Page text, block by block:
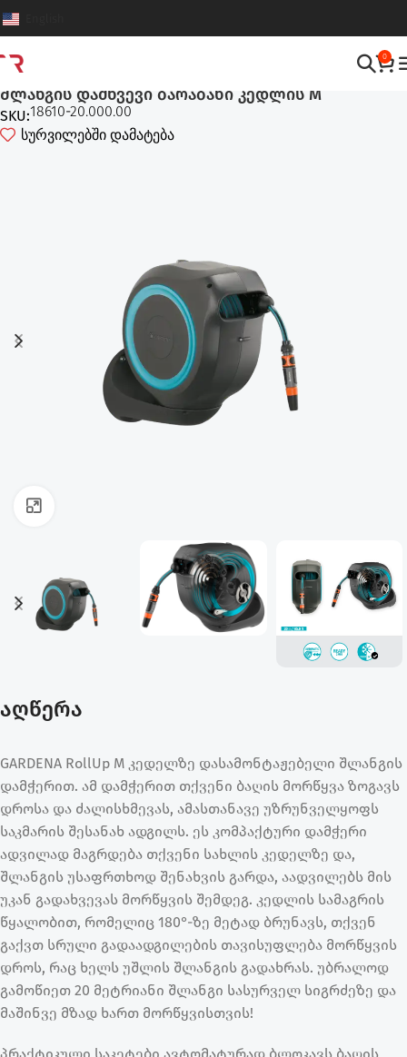
0
შლანგის დამხვევი ბარაბანი კედლის M
SKU:18610-20.000.00
სურვილებში დამატება
აღწერა
GARDENA RollUp M კედელზე დასამონტაჟებელი შლანგის
დამჭერით. ამ დამჭერით თქვენი ბაღის მორწყვა ზოგავს
დროსა და ძალისხმევას, ამასთანავე უზრუნველყოფს
საკმარის შესანახ ადგილს. ეს კომპაქტური დამჭერი
ადვილად მაგრდება თქვენი სახლის კედელზე და,
შლანგის უსაფრთხოდ შენახვის გარდა, აადვილებს მის
უკან გადახვევას მორწყვის შემდეგ. კედლის სამაგრის
წყალობით, რომელიც 180°-ზე მეტად ბრუნავს, თქვენ
გაქვთ სრული გადაადგილების თავისუფლება მორწყვის
დროს, რაც ხელს უშლის შლანგის გადახრას. უბრალოდ
გამოწიეთ 20 მეტრიანი შლანგი სასურველ სიგრძეზე და
მაშინვე მზად ხართ მორწყვისთვის!
პრაქტიკული საკეტები ავტომატურად ბლოკავს ბაღის